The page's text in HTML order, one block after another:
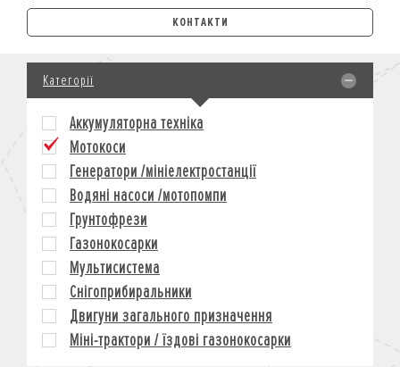
АВТОМОБІЛІ
ЛІЗИНГ
КРЕДИТ
СТРАХУВАННЯ
КОРПОРАТИВНИМ КЛІЄНТАМ
МОТОЦИКЛИ
КРЕДИТ
СТРАХУВАННЯ
КОРПОРАТИВНИМ КЛІЄНТАМ
КОНТАКТИ
Категорії
Аккумуляторна техніка
Мотокоси
Генератори /мініелектростанції
Водяні насоси /мотопомпи
Грунтофрези
Газонокосарки
Мультисистема
Снігоприбиральники
Двигуни загального призначення
Міні-трактори / їздові газонокосарки